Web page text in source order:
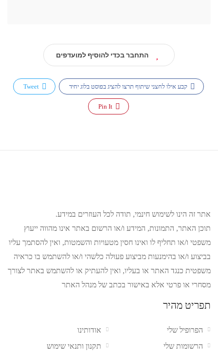
התחבר בכדי להוסיף למועדפים
קבע אילו לחצני שיתוף תרצו להציג בפוסט בלוג יחיד Tweet
Pin It
אתר זה הינו לשימוש חינמי, תודה לכל העוזרים במידע.
תוכן האתר, התמונות, המידע ו/או הרשום באתר אינו מהווה ייעוץ
משפטי ו/או תחליף לו ואינו חסין מטעויות והשמטות, ואין להסתמך עליו
בביצוע ו/או בהימנעות מביצוע פעולה כלשהי ו/או להשתמש בו כראיה
משפטית כנגד האתר או בעליו, ואין להעתיק או להשתמש באתר לצורך
מסחרי או פרטי אלא באישור בכתב של מנהל האתר
תפריט מהיר
אודותינו
תקנון ותנאי שימוש
הפרופיל שלי
הרשומות שלי